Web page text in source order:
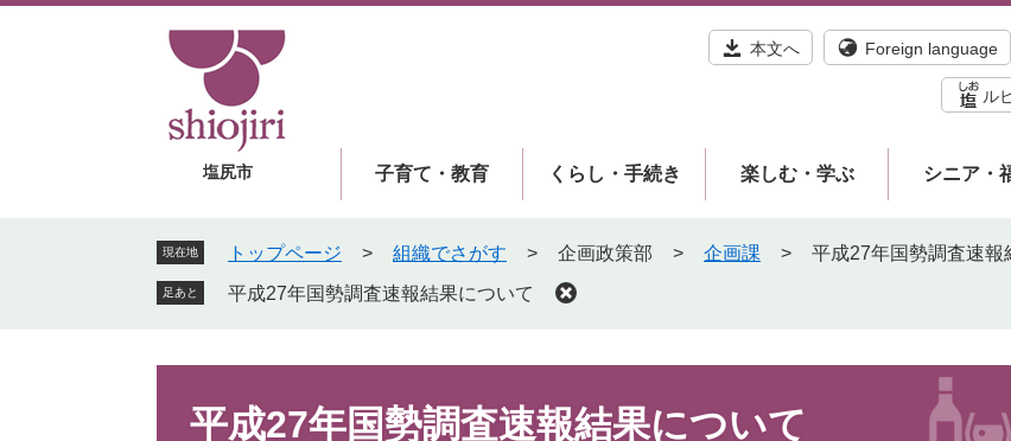
塩尻市
本文へ Foreign language
ル
子育て・教育 くらし・手続き 楽しむ・学ぶ シニア・
現在地 トップページ > 組織でさがす > 企画政策部 > 企画課 > 平成27年国勢調査速報
足あと 平成27年国勢調査速報結果について
平成27年国勢調査速報結果について